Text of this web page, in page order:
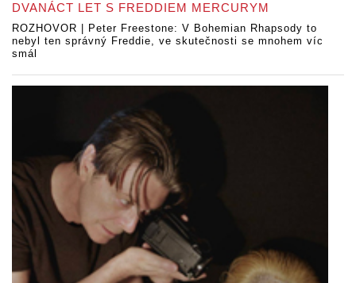
DVANÁCT LET S FREDDIEM MERCURYM
ROZHOVOR | Peter Freestone: V Bohemian Rhapsody to
nebyl ten správný Freddie, ve skutečnosti se mnohem víc
smál